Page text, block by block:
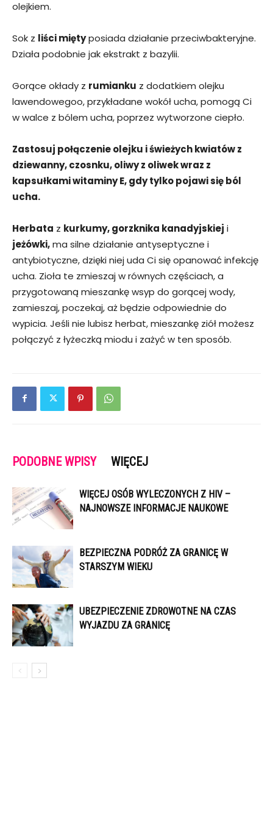
olejkiem.
Sok z liści miętyposiada działanie przeciwbakteryjne.
Działa podobnie jak ekstrakt z bazylii.
Gorące okłady z rumianku z dodatkiem olejku
lawendowegoo, przykładane wokół ucha, pomogą Ci
w walce z bólem ucha, poprzez wytworzone ciepło.
Zastosuj połączenie olejku i świeżych kwiatów z
dziewanny, czosnku, oliwy z oliwek wraz z
kapsułkami witaminy E, gdy tylko pojawi się ból
ucha.
Herbata z kurkumy, gorzknika kanadyjskiej i
jeżówki,ma silne działanie antyseptyczne i
antybiotyczne, dzięki niej uda Ci się opanować infekcję
ucha. Zioła te zmieszaj w równych częściach, a
przygotowaną mieszankę wsyp do gorącej wody,
zamieszaj, poczekaj, aż będzie odpowiednie do
wypicia. Jeśli nie lubisz herbat, mieszankę ziół możesz
połączyć z łyżeczką miodu i zażyć w ten sposób.
PODOBNE WPISY WIĘCEJ
WIĘCEJ OSÓB WYLECZONYCH Z HIV –
NAJNOWSZE INFORMACJE NAUKOWE
BEZPIECZNA PODRÓŻ ZA GRANICĘ W
STARSZYM WIEKU
UBEZPIECZENIE ZDROWOTNE NA CZAS
WYJAZDU ZA GRANICĘ